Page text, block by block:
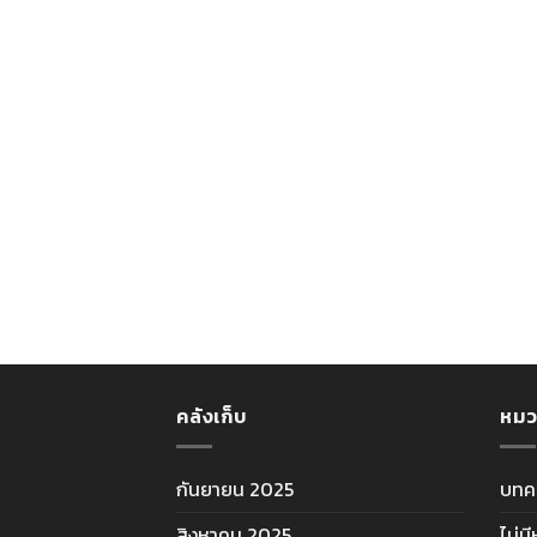
คลังเก็บ
กันยายน 2025
หม
บท